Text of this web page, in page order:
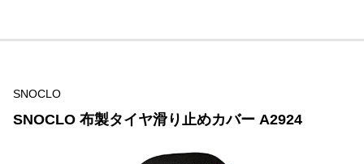
SNOCLO
SNOCLO 布製タイヤ滑り止めカバー A2924